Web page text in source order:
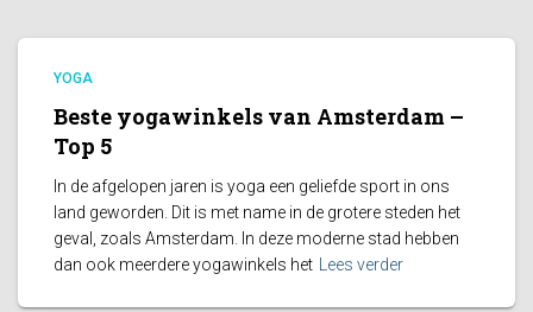
YOGA
Beste yogawinkels van Amsterdam –
Top 5
In de afgelopen jaren is yoga een geliefde sport in ons
land geworden. Dit is met name in de grotere steden het
geval, zoals Amsterdam. In deze moderne stad hebben
dan ook meerdere yogawinkels het Lees verder